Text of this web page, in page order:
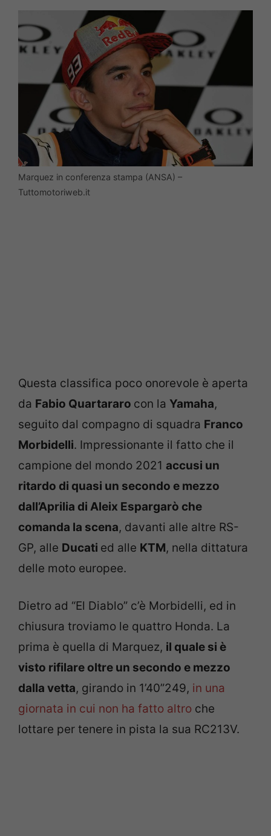
Marquez in conferenza stampa (ANSA) –
Tuttomotoriweb.it
Questa classifica poco onorevole è aperta
da Fabio Quartararo con la Yamaha,
seguito dal compagno di squadra Franco
Morbidelli. Impressionante il fatto che il
campione del mondo 2021 accusi un
ritardo di quasi un secondo e mezzo
dall’Aprilia di Aleix Espargarò che
comanda la scena, davanti alle altre RS-
GP, alle Ducati ed alle KTM, nella dittatura
delle moto europee.
Dietro ad “El Diablo” c’è Morbidelli, ed in
chiusura troviamo le quattro Honda. La
prima è quella di Marquez, il quale si è
visto rifilare oltre un secondo e mezzo
dalla vetta, girando in 1’40”249, in una
giornata in cui non ha fatto altro che
lottare per tenere in pista la sua RC213V.